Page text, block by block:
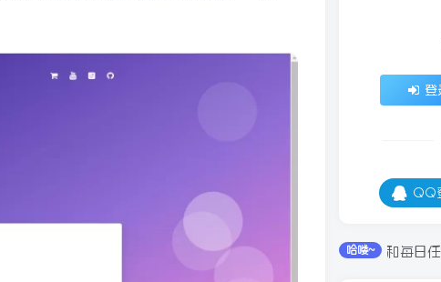
登
QQ
哈喽~
全站积分可通过签到和每日任务获